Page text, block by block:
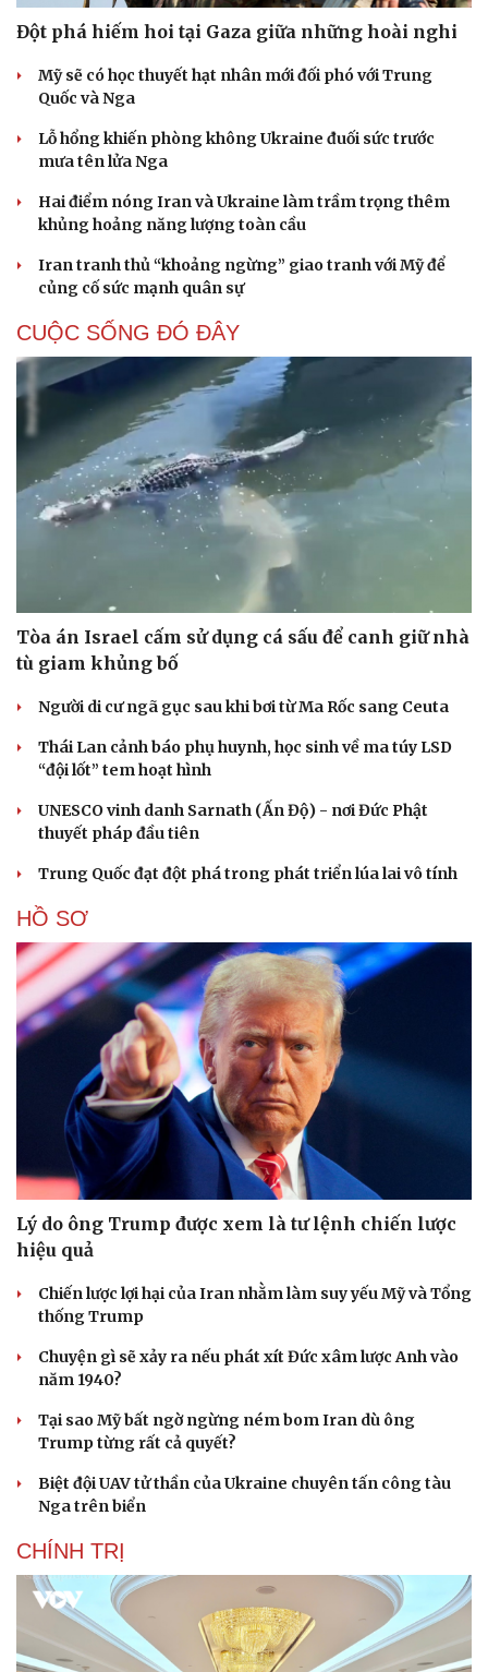
Cải chính
Đột phá hiếm hoi tại Gaza giữa những hoài nghi
Mỹ sẽ có học thuyết hạt nhân mới đối phó với Trung
Quốc và Nga
Lỗ hổng khiến phòng không Ukraine đuối sức trước
mưa tên lửa Nga
Hai điểm nóng Iran và Ukraine làm trầm trọng thêm
khủng hoảng năng lượng toàn cầu
Iran tranh thủ “khoảng ngừng” giao tranh với Mỹ để
củng cố sức mạnh quân sự
CUỘC SỐNG ĐÓ ĐÂY
Tòa án Israel cấm sử dụng cá sấu để canh giữ nhà
tù giam khủng bố
Người di cư ngã gục sau khi bơi từ Ma Rốc sang Ceuta
Thái Lan cảnh báo phụ huynh, học sinh về ma túy LSD
“đội lốt” tem hoạt hình
UNESCO vinh danh Sarnath (Ấn Độ) - nơi Đức Phật
thuyết pháp đầu tiên
Trung Quốc đạt đột phá trong phát triển lúa lai vô tính
HỒ SƠ
Lý do ông Trump được xem là tư lệnh chiến lược
hiệu quả
Chiến lược lợi hại của Iran nhằm làm suy yếu Mỹ và Tổng
thống Trump
Chuyện gì sẽ xảy ra nếu phát xít Đức xâm lược Anh vào
năm 1940?
Tại sao Mỹ bất ngờ ngừng ném bom Iran dù ông
Trump từng rất cả quyết?
Biệt đội UAV tử thần của Ukraine chuyên tấn công tàu
Nga trên biển
CHÍNH TRỊ